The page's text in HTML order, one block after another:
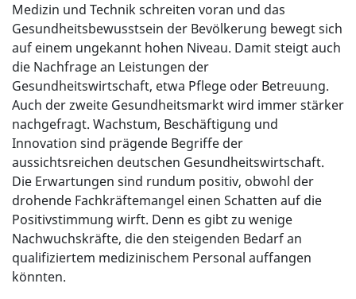
Medizin und Technik schreiten voran und das
Gesundheitsbewusstsein der Bevölkerung bewegt sich
auf einem ungekannt hohen Niveau. Damit steigt auch
die Nachfrage an Leistungen der
Gesundheitswirtschaft, etwa Pflege oder Betreuung.
Auch der zweite Gesundheitsmarkt wird immer stärker
nachgefragt. Wachstum, Beschäftigung und
Innovation sind prägende Begriffe der
aussichtsreichen deutschen Gesundheitswirtschaft.
Die Erwartungen sind rundum positiv, obwohl der
drohende Fachkräftemangel einen Schatten auf die
Positivstimmung wirft. Denn es gibt zu wenige
Nachwuchskräfte, die den steigenden Bedarf an
qualifiziertem medizinischem Personal auffangen
könnten.